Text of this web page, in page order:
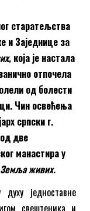
старатељства
и Заједнице за
која је настала
отпочела
од болести
Чин освећења
српски г.
две
манастира у
Земља живих.
једноставне
свештеника и